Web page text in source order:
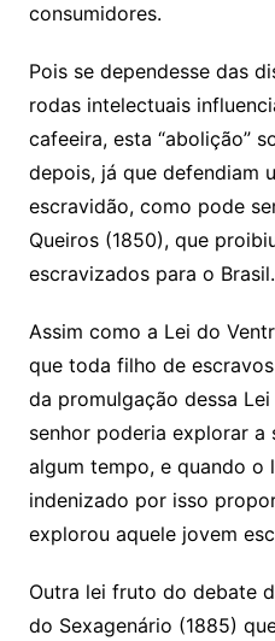
consumidores.
Pois se dependesse das
rodas intelectuais
cafeeira, esta “abolição”
depois, já que defendiam
escravidão, como pode
Queiros (1850), que
escravizados para o Brasil.
Assim como a Lei do
que toda filho de
da promulgação dessa
senhor poderia explorar a
algum tempo, e quando o
indenizado por isso
explorou aquele jovem
Outra lei fruto do debate
do Sexagenário (1885)